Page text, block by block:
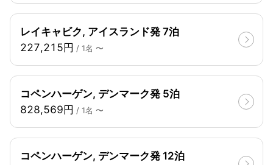
レイキャビク, アイスランド発 7泊
227,215円 / 1名 〜
コペンハーゲン, デンマーク発 5泊
828,569円 / 1名 〜
コペンハーゲン, デンマーク発 12泊